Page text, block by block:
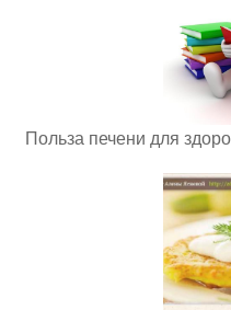
Польза печени для